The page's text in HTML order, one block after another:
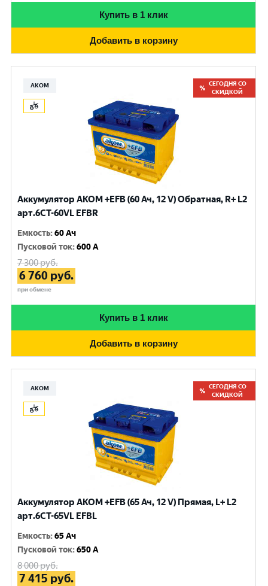
Купить в 1 клик
Добавить в корзину
АКОМ
СЕГОДНЯ СО
СКИДКОЙ
Аккумулятор AKOM +EFB (60 Ач, 12 V) Обратная, R+ L2
арт.6CТ-60VL EFBR
Емкость:60 Ач
Пусковой ток:600 A
7 300руб.
6 760 руб.
при обмене
Купить в 1 клик
Добавить в корзину
АКОМ
СЕГОДНЯ СО
СКИДКОЙ
Аккумулятор AKOM +EFB (65 Ач, 12 V) Прямая, L+ L2
арт.6СТ-65VL EFBL
Емкость:65 Ач
Пусковой ток:650 A
8 000руб.
7 415 руб.